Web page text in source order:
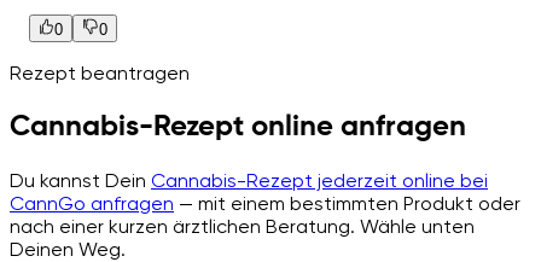
0 0
Rezept beantragen
Cannabis-Rezept online anfragen
Du kannst Dein Cannabis-Rezept jederzeit online bei
CannGo anfragen — mit einem bestimmten Produkt oder
nach einer kurzen ärztlichen Beratung. Wähle unten
Deinen Weg.